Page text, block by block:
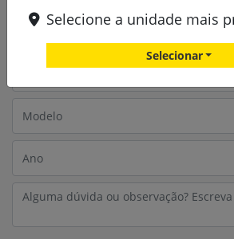
Selecione a unidade mais
Selecionar